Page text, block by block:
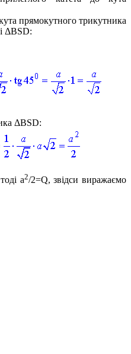
прямокутного трикутника
ΔBSD:
ΔBSD:
a2/2=Q, звідси виражаємо